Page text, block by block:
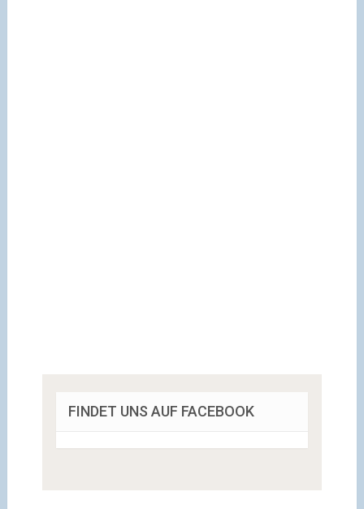
FINDET UNS AUF FACEBOOK